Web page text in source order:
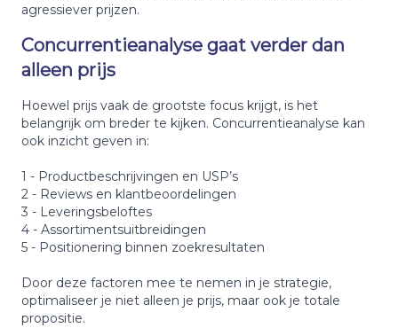
agressiever prijzen.
Concurrentieanalyse gaat verder dan
alleen prijs
Hoewel prijs vaak de grootste focus krijgt, is het
belangrijk om breder te kijken. Concurrentieanalyse kan
ook inzicht geven in:
1 - Productbeschrijvingen en USP’s
2 - Reviews en klantbeoordelingen
3 - Leveringsbeloftes
4 - Assortimentsuitbreidingen
5 - Positionering binnen zoekresultaten
Door deze factoren mee te nemen in je strategie,
optimaliseer je niet alleen je prijs, maar ook je totale
propositie.